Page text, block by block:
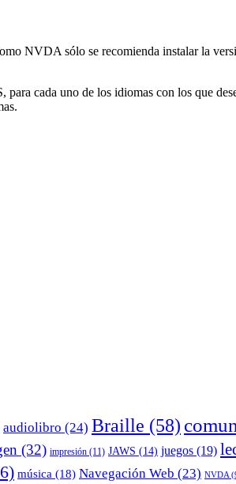
NVDA sólo se recomienda instalar la
cada uno de los idiomas con los que
audiolibro (24) Braille (58)
(32) impresión (11) JAWS (14) juegos (19)
música (18) Navegación Web (23) NVDA